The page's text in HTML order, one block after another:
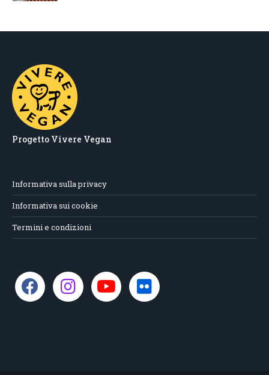
Progetto Vivere Vegan
Informativa sulla privacy
Informativa sui cookie
Termini e condizioni